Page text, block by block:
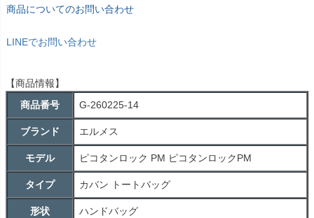
商品についてのお問い合わせ
LINEでお問い合わせ
【商品情報】
商品番号
G-260225-14
ブランド エルメス
モデル ピコタンロック PM ピコタンロックPM
タイプ カバン トートバッグ
形状 ハンドバッグ